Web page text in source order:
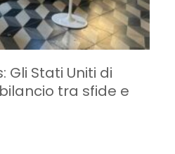
Gli Stati Uniti di
tra sfide e